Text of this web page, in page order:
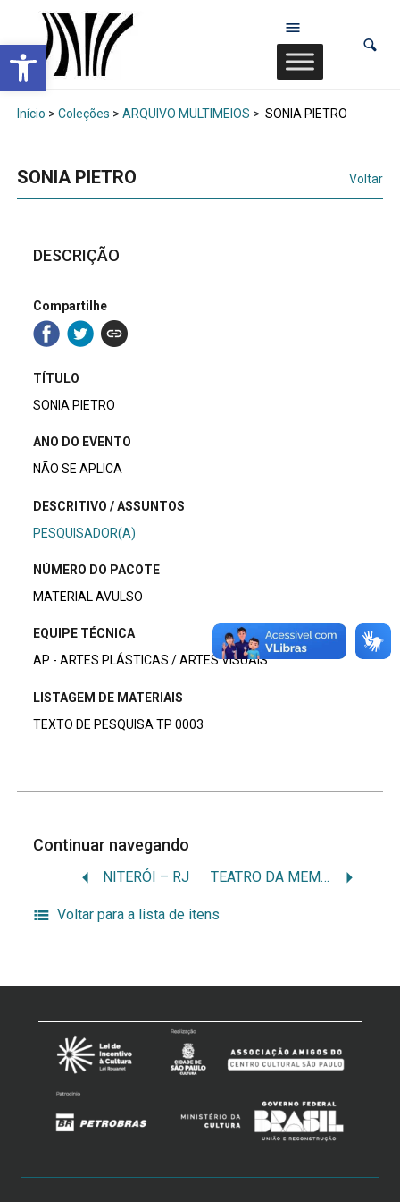
Abrir a barra de ferramentas
Início > Coleções > ARQUIVO MULTIMEIOS > SONIA PIETRO
SONIA PIETRO Voltar
DESCRIÇÃO
Compartilhe
TÍTULO
SONIA PIETRO
ANO DO EVENTO
NÃO SE APLICA
DESCRITIVO / ASSUNTOS
PESQUISADOR(A)
NÚMERO DO PACOTE
MATERIAL AVULSO
EQUIPE TÉCNICA
AP - ARTES PLÁSTICAS / ARTES VISUAIS
LISTAGEM DE MATERIAIS
TEXTO DE PESQUISA TP 0003
Continuar navegando
NITERÓI – RJ TEATRO DA MEMÓRIA – HISTÓRIA E FICÇÃO DA DRAMATURGIA DE JORGE ANDRADE
Voltar para a lista de itens